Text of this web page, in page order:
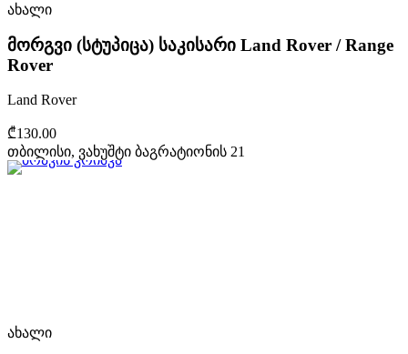
ახალი
მორგვი (სტუპიცა) საკისარი Land Rover / Range
Rover
Land Rover
₾130.00
თბილისი, ვახუშტი ბაგრატიონის 21
ახალი